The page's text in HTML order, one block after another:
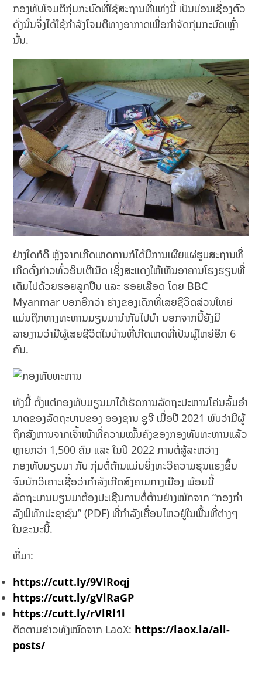
ກອງທັບໂຈມຕີກຸ່ມກະບົດທີ່ໃຊ້ສະຖານທີ່ແຫ່ງນີ້ ເປັນບ່ອນເຊື່ອງຕົວ
ດັ່ງນັ້ນຈຶ່ງໄດ້ໃຊ້ກໍາລັງໂຈມຕີທາງອາກາດເພື່ອກໍາຈັດກຸ່ມກະບົດເຫຼົ່າ
ນັ້ນ.
ຢ່າງໃດກໍດີ ຫຼັງຈາກເກີດເຫດການກໍໄດ້ມີການເຜີຍແຜ່ຮູບສະຖານທີ່
ເກີດດັ່ງກ່າວທົ່ວອິນເຕີເນັດ ເຊິ່ງສະແດງໃຫ້ເຫັນອາຄານໂຮງຮຽນທີ່
ເຕັມໄປດ້ວຍຮອຍລູກປືນ ແລະ ຮອຍເລືອດ ໂດຍ BBC
Myanmar ບອກອີກວ່າ ຮ່າງຂອງເດັກທີ່ເສຍຊີວິດສ່ວນໃຫຍ່
ແມ່ນຖືກທາງທະຫານມຽນມານຳກັບໄປນຳ ນອກຈາກນີ້ຍັງມີ
ລາຍງານວ່າມີຜູ້ເສຍຊີວິດໃນບ້ານທີ່ເກີດເຫດທີ່ເປັນຜູ້ໃຫຍ່ອີກ 6
ຄົນ.
ທັງນີ້ ຕັ້ງແຕ່ກອງທັບມຽນມາໄດ້ເຮັດການລັດຖະປະຫານໂຄ່ນລົ້ມອໍາ
ນາດຂອງລັດຖະບານຂອງ ອອງຊານ ຊູຈີ ເມື່ອປີ 2021 ພົບວ່າມີຜູ້
ຖືກສັງຫານຈາກເຈົ້າໜ້າທີ່ຄວາມໝັ້ນຄົງຂອງກອງທັບທະຫານແລ້ວ
ຫຼາຍກວ່າ 1,500 ຄົນ ແລະ ໃນປີ 2022 ການຕໍ່ສູ້ລະຫວ່າງ
ກອງທັບມຽນມາ ກັບ ກຸ່ມຕໍ່ຕ້ານແມ່ນຍິ່ງທະວີຄວາມຮຸນແຮງຂຶ້ນ
ຈົນນັກວິເຄາະເຊື່ອວ່າກໍາລັງເກີດສົງຄາມກາງເມືອງ ພ້ອມນີ້
ລັດຖະບານມຽນມາຕ້ອງປະເຊີນການຕໍ່ຕ້ານຢ່າງໜັກຈາກ “ກອງກໍາ
ລັງພິທັກປະຊາຊົນ” (PDF) ທີ່ກໍາລັງເຄື່ອນໄຫວຢູ່ໃນພື້ນທີ່ຕ່າງໆ
ໃນຂະນະນີ້.
ທີ່ມາ:
https://cutt.ly/9VlRoqj
https://cutt.ly/gVlRaGP
https://cutt.ly/rVlRl1l
ຕິດຕາມຂ່າວທັງໝົດຈາກ LaoX: https://laox.la/all-
posts/